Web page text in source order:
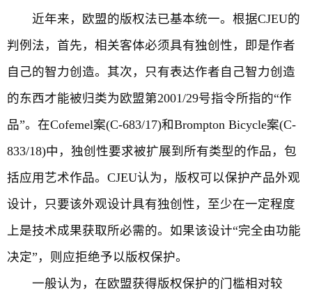
近年来，欧盟的版权法已基本统一。根据CJEU的
判例法，首先，相关客体必须具有独创性，即是作者
自己的智力创造。其次，只有表达作者自己智力创造
的东西才能被归类为欧盟第2001/29号指令所指的“作
品”。在Cofemel案(C-683/17)和Brompton Bicycle案(C-
833/18)中，独创性要求被扩展到所有类型的作品，包
括应用艺术作品。CJEU认为，版权可以保护产品外观
设计，只要该外观设计具有独创性，至少在一定程度
上是技术成果获取所必需的。如果该设计“完全由功能
决定”，则应拒绝予以版权保护。
一般认为，在欧盟获得版权保护的门槛相对较